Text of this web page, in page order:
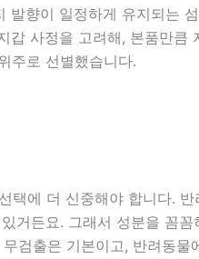
발향이 일정하게 유지되는
갑 사정을 고려해, 본품만큼
주로 선별했습니다.
택에 더 신중해야 합니다. 반
거든요. 그래서 성분을 꼼꼼
검출은 기본이고, 반려동물